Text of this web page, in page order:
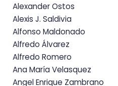
Alexander Ostos
Alexis J. Saldivia
Alfonso Maldonado
Alfredo Álvarez
Alfredo Romero
Ana María Velasquez
Angel Enrique Zambrano